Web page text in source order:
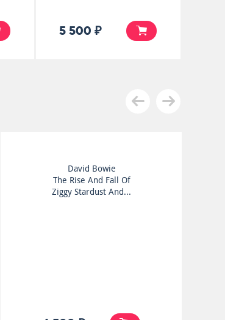
5 500 ₽
David Bowie
The Rise And Fall Of
Ziggy Stardust And...